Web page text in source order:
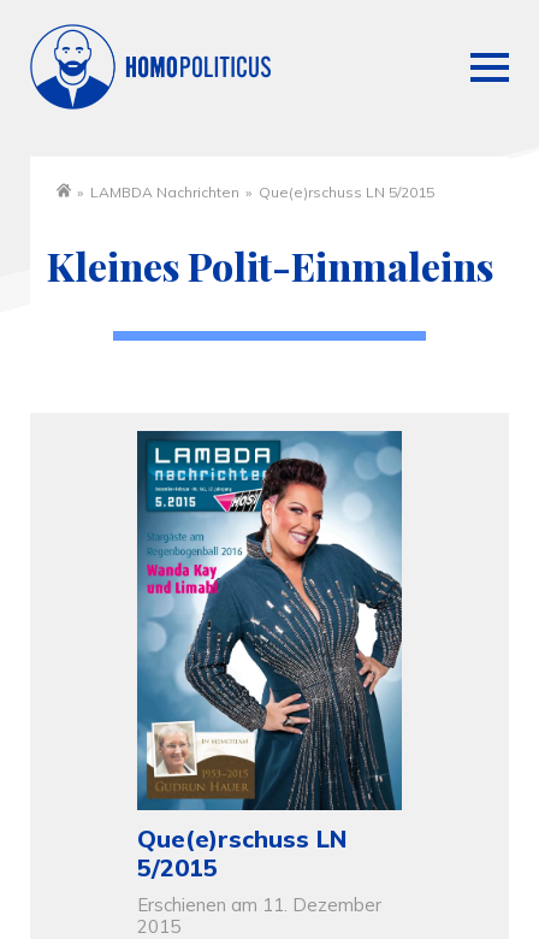
» LAMBDA Nachrichten » Que(e)rschuss LN 5/2015
Kleines Polit-Einmaleins
Que(e)rschuss LN
5/2015
Erschienen am 11. Dezember
2015